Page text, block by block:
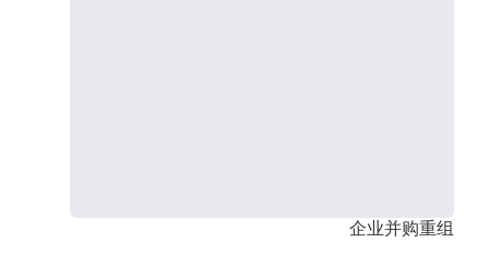
企业并购重组